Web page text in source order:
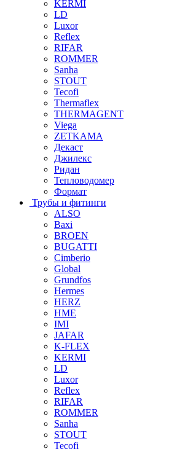
KERMI
LD
Luxor
Reflex
RIFAR
ROMMER
Sanha
STOUT
Tecofi
Thermaflex
THERMAGENT
Viega
ZETKAMA
Декаст
Джилекс
Ридан
Тепловодомер
Формат
Трубы и фитинги
ALSO
Baxi
BROEN
BUGATTI
Cimberio
Global
Grundfos
Hermes
HERZ
HME
IMI
JAFAR
K-FLEX
KERMI
LD
Luxor
Reflex
RIFAR
ROMMER
Sanha
STOUT
Tecofi